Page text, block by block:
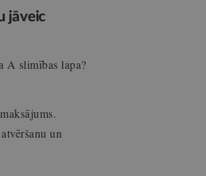
jāveic
A slimības lapa?
un